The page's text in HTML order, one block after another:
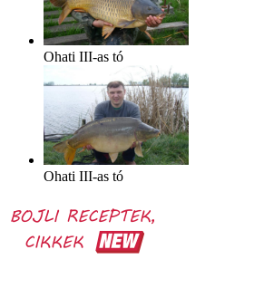
Ohati III-as tó
Ohati III-as tó